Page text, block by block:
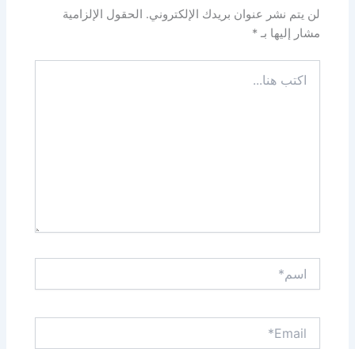
لن يتم نشر عنوان بريدك الإلكتروني. الحقول الإلزامية
مشار إليها بـ*
هنا...